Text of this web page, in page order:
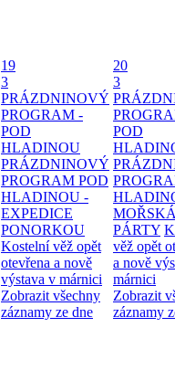
19
3
PRÁZDNINOVÝ
PROGRAM -
POD
HLADINOU
PRÁZDNINOVÝ
PROGRAM POD
HLADINOU -
EXPEDICE
PONORKOU
Kostelní věž opět
otevřena a nově
výstava v márnici
Zobrazit všechny
záznamy ze dne
20
3
POD
PÁRTY
věž opět
a nově
márnici
Zobrazit
záznamy